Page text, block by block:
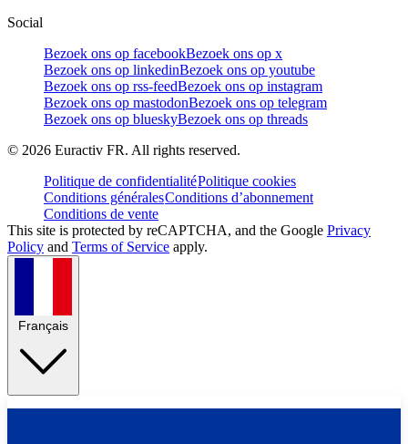
Social
Bezoek ons op facebookBezoek ons op x
Bezoek ons op linkedinBezoek ons op youtube
Bezoek ons op rss-feedBezoek ons op instagram
Bezoek ons op mastodonBezoek ons op telegram
Bezoek ons op blueskyBezoek ons op threads
© 2026 Euractiv FR. All rights reserved.
Politique de confidentialitéPolitique cookies
Conditions généralesConditions d’abonnement
Conditions de vente
This site is protected by reCAPTCHA, and the Google Privacy
Policy and Terms of Service apply.
Français